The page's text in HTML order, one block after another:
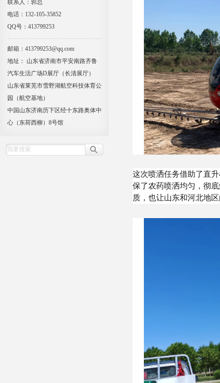
联系人：郭总
电话：132-105-35852
QQ号：413799253
邮箱：413799253@qq.com
地址： 山东省济南市平安南路齐鲁
汽车生活广场D展厅（长清展厅）
山东省莱芜市雪野湖航空科技体育公
园（航空基地）
中国山东济南历下区经十东路奥体中
心（东荷西柳）8号馆
这次喷洒任务借助了直
保了农药喷洒均匀，彻
质，也让山东和河北地